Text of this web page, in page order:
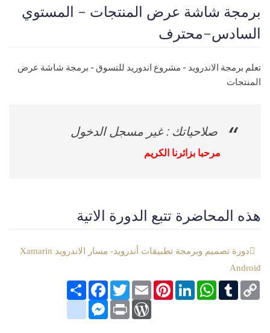
برمجة شاشة عرض المنتجات - المستوي
السادس-محترف
تعلم برمجة الاندرويد - مشروع اندوريد للتسوق - برمجة شاشة عرض
المنتجات
صلاحياتك : غير مسجل الدخول
مرحبا بزائرنا الكريم
هذه المحاضرة تتبع الدورة الاتية
دورة تصميم وبرمجة تطبيقات أندرويد- مسار الاندرويد Xamarin
Android
انشر
FacebookTwitterEmail
PinterestLinkedIn
WhatsAppTumblr Copy
Link
google_bookmarksMessenger Print
WordPress